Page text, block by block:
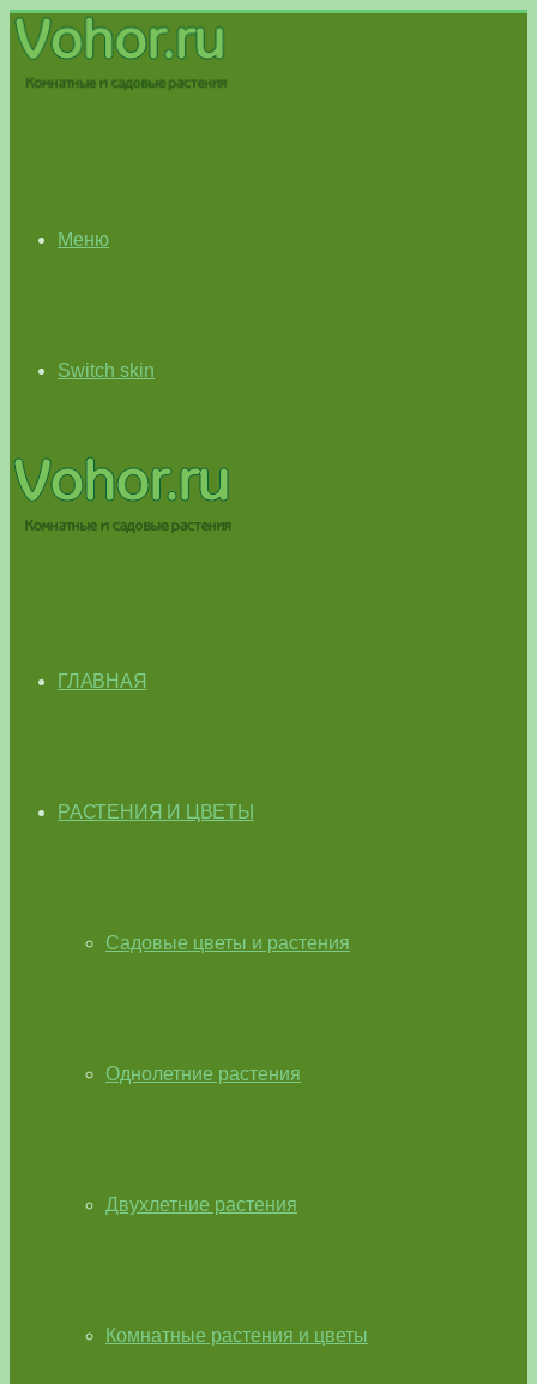
Меню
Switch skin
ГЛАВНАЯ
РАСТЕНИЯ И ЦВЕТЫ
Садовые цветы и растения
Однолетние растения
Двухлетние растения
Комнатные растения и цветы